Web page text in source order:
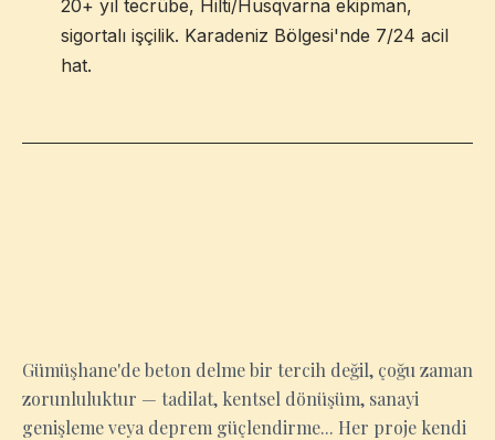
20+ yıl tecrübe, Hilti/Husqvarna ekipman,
sigortalı işçilik. Karadeniz Bölgesi'nde 7/24 acil
hat.
Gümüşhane'de beton delme bir tercih değil, çoğu zaman
zorunluluktur — tadilat, kentsel dönüşüm, sanayi
genişleme veya deprem güçlendirme... Her proje kendi